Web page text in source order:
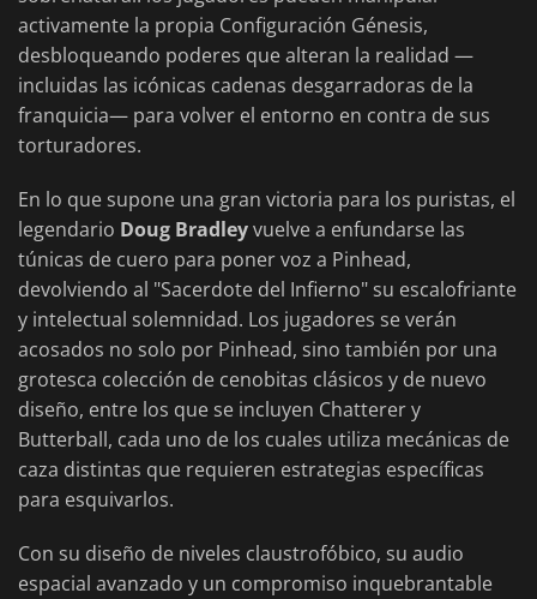
activamente la propia Configuración Génesis,
desbloqueando poderes que alteran la realidad —
incluidas las icónicas cadenas desgarradoras de la
franquicia— para volver el entorno en contra de sus
torturadores.
En lo que supone una gran victoria para los puristas, el
legendario Doug Bradleyvuelve a enfundarse las
túnicas de cuero para poner voz a Pinhead,
devolviendo al "Sacerdote del Infierno" su escalofriante
y intelectual solemnidad. Los jugadores se verán
acosados no solo por Pinhead, sino también por una
grotesca colección de cenobitas clásicos y de nuevo
diseño, entre los que se incluyen Chatterer y
Butterball, cada uno de los cuales utiliza mecánicas de
caza distintas que requieren estrategias específicas
para esquivarlos.
Con su diseño de niveles claustrofóbico, su audio
espacial avanzado y un compromiso inquebrantable